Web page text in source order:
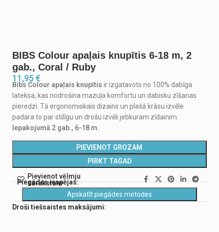
BIBS Colour apaļais knupītis 6-18 m, 2
gab., Coral / Ruby
11,95€
Bibs Colour apaļais knupītis ir izgatavots no 100% dabīga
lateksa, kas nodrošina mazuļa komfortu un dabisku zīšanas
pieredzi. Tā ergonomiskais dizains un plašā krāsu izvēle
padara to par stilīgu un drošu izvēli jebkuram zīdainim.
Iepakojumā 2 gab., 6-18 m.
PIEVIENOT GROZAM
PIRKT TAGAD
Pievienot vēlmju
sarakstam
Piegādes iespējas:
Apskatīt piegādes metodes
Droši tiešsaistes maksājumi: